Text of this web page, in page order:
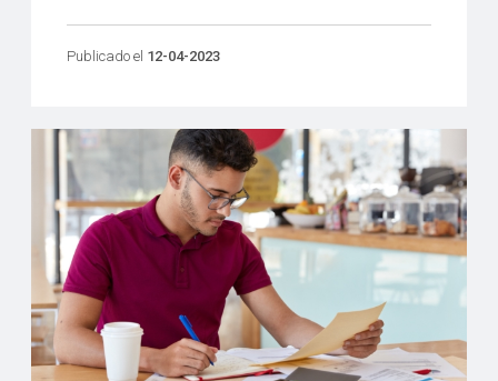
Publicado el 12-04-2023